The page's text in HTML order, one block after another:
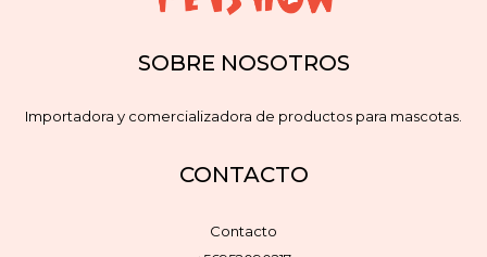
SOBRE NOSOTROS
Importadora y comercializadora de productos para mascotas.
CONTACTO
Contacto